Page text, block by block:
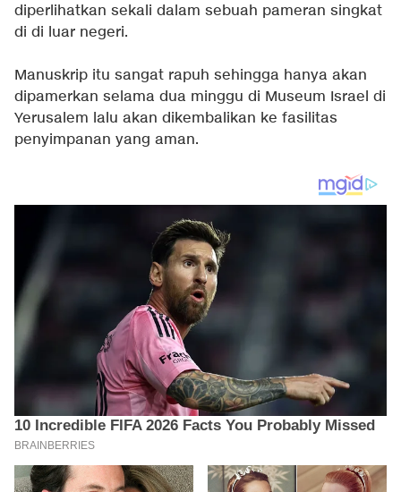
diperlihatkan sekali dalam sebuah pameran singkat
di di luar negeri.
Manuskrip itu sangat rapuh sehingga hanya akan
dipamerkan selama dua minggu di Museum Israel di
Yerusalem lalu akan dikembalikan ke fasilitas
penyimpanan yang aman.